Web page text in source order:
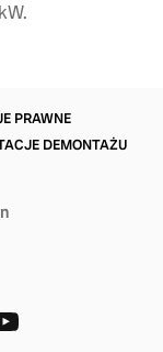
PRAWNE
DEMONTAŻU